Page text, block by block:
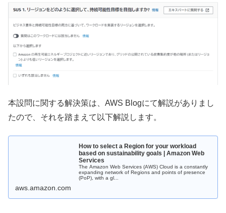
本設問に関する解決策は、AWS Blogにて解説がありまし
たので、それを踏まえて以下解説します。
How to select a Region for your workload
based on sustainability goals | Amazon Web
Services
The Amazon Web Services (AWS) Cloud is a constantly
expanding network of Regions and points of presence
(PoP), with a gl...
aws.amazon.com